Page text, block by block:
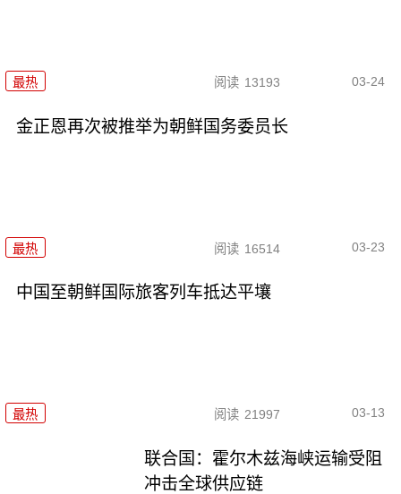
最热 阅读 13193 03-24
金正恩再次被推举为朝鲜国务委员长
最热 阅读 16514 03-23
中国至朝鲜国际旅客列车抵达平壤
最热 阅读 21997 03-13
联合国：霍尔木兹海峡运输受阻
冲击全球供应链